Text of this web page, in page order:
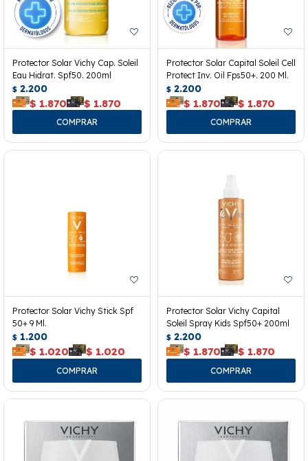
Protector Solar Vichy Cap. Soleil
Eau Hidrat. Spf50. 200ml
$ 2.200
$ 1.870 $ 1.870
Protector Solar Capital Soleil Cell
Protect Inv. Oil Fps50+. 200 Ml.
$ 2.200
$ 1.870 $ 1.870
Protector Solar Vichy Stick Spf
50+ 9 Ml.
$ 1.200
$ 1.020 $ 1.020
Protector Solar Vichy Capital
Soleil Spray Kids Spf50+ 200ml
$ 2.200
$ 1.870 $ 1.870